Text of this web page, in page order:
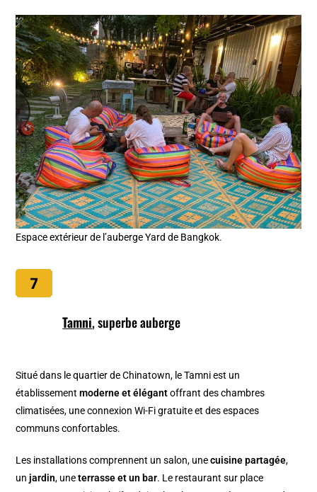
Espace extérieur de l’auberge Yard de Bangkok.
Tamni, superbe auberge
Situé dans le quartier de Chinatown, le Tamni est un
établissementmoderne et élégantoffrant des chambres
climatisées, une connexion Wi-Fi gratuite et des espaces
communs confortables.
Les installations comprennent un salon, unecuisine partagée,
unjardin, uneterrasse et un bar. Le restaurant sur place